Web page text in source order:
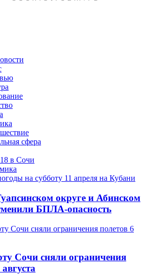
сфера
в Сочи
округе и Абинском
БПЛА-опасность
Сочи сняли ограничения